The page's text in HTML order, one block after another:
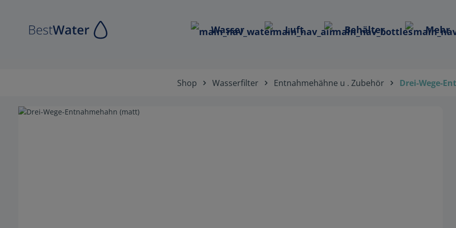
Wasser Luft Behälter Mehr
Shop Wasserfilter Entnahmehähne u . Zubehör Drei-Wege-
Bildergalerie überspringen